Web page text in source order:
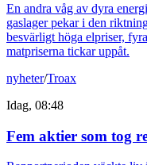
En andra våg av dyra
gaslager pekar i den
besvärligt höga elpriser,
matpriserna tickar uppåt.
nyheter/Troax
Idag, 08:48
Fem aktier som tog